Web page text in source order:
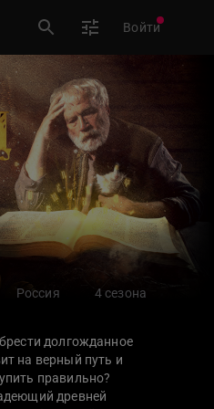
Войти
Россия 4 сезона
долгожданное
на верный путь и
правильно?
древней